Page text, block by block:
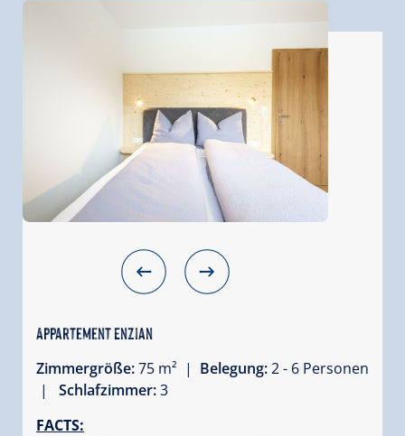
Appartement Enzian
Zimmergröße:75 m² | Belegung:2 - 6 Personen
|
Schlafzimmer:3
FACTS: